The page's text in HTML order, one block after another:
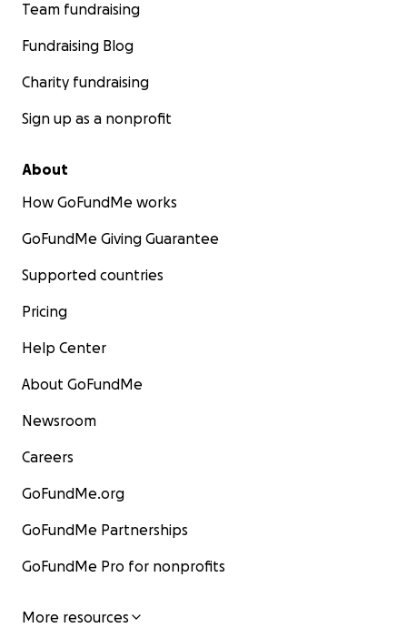
Team fundraising
Fundraising Blog
Charity fundraising
Sign up as a nonprofit
About
How GoFundMe works
GoFundMe Giving Guarantee
Supported countries
Pricing
Help Center
About GoFundMe
Newsroom
Careers
GoFundMe.org
GoFundMe Partnerships
GoFundMe Pro for nonprofits
More resources